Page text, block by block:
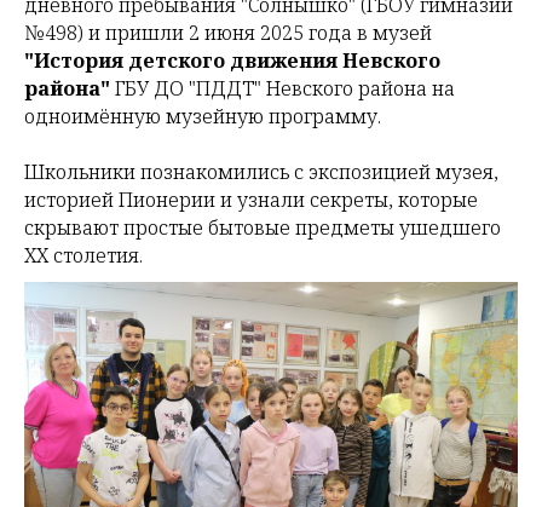
№498) и пришли 2 июня 2025 года в музей
"История детского движения Невского
района" ГБУ ДО "ПДДТ" Невского района на
одноимённую музейную программу.
Школьники познакомились с экспозицией музея,
историей Пионерии и узнали секреты, которые
скрывают простые бытовые предметы ушедшего
ХХ столетия.